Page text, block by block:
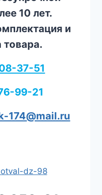
10 лет.
и
товара.
37-51
99-21
174@mail.ru